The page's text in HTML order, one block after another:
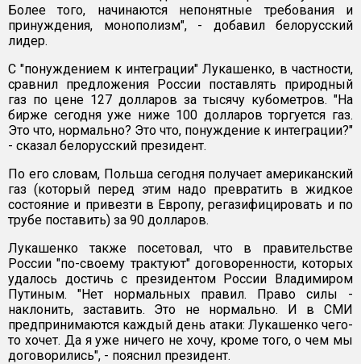
Более того, начинаются непонятные требования и
принуждения, монополизм", - добавил белорусский
лидер.
С "понуждением к интеграции" Лукашенко, в частности,
сравнил предложения России поставлять природный
газ по цене 127 долларов за тысячу кубометров. "На
бирже сегодня уже ниже 100 долларов торгуется газ.
Это что, нормально? Это что, понуждение к интеграции?"
- сказал белорусский президент.
По его словам, Польша сегодня получает американский
газ (который перед этим надо превратить в жидкое
состояние и привезти в Европу, регазифицировать и по
трубе поставить) за 90 долларов.
Лукашенко также посетовал, что в правительстве
России "по-своему трактуют" договоренности, которых
удалось достичь с президентом России Владимиром
Путиным. "Нет нормальных правил. Право силы -
наклонить, заставить. Это не нормально. И в СМИ
предпринимаются каждый день атаки: Лукашенко чего-
то хочет. Да я уже ничего не хочу, кроме того, о чем мы
договорились", - пояснил президент.